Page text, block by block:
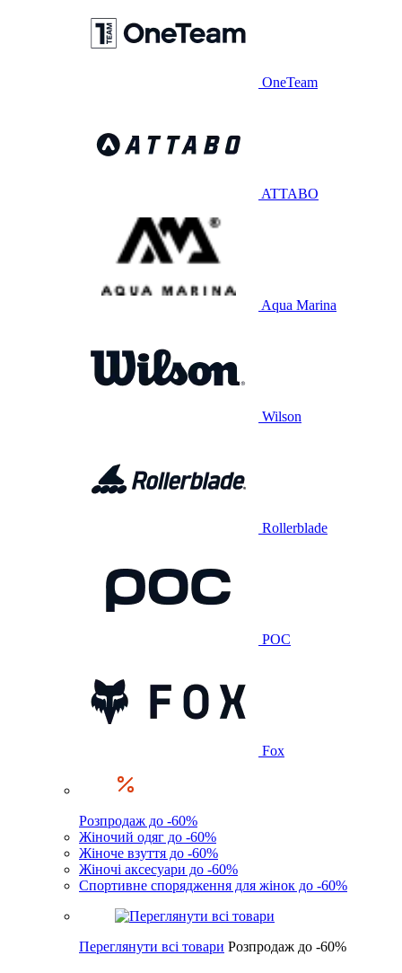
OneTeam
ATTABO
Aqua Marina
Wilson
Rollerblade
POC
Fox
Розпродаж до -60%
Жіночий одяг до -60%
Жіноче взуття до -60%
Жіночі аксесуари до -60%
Спортивне спорядження для жінок до -60%
Переглянути всі товари Розпродаж до -60%